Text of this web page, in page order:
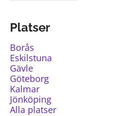
Platser
Borås
Eskilstuna
Gävle
Göteborg
Kalmar
Jönköping
Alla platser